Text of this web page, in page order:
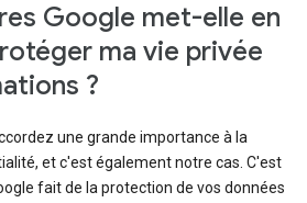
Google met-elle en
ma vie privée
?
une grande importance à la
et c'est également notre cas. C'est
fait de la protection de vos données